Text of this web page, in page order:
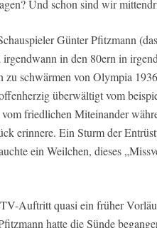
Und schon sind wir
Günter Pfitzmann
irgendwann in den 80ern in
zu schwärmen von Olympia
überwältigt vom
friedlichen Miteinander
erinnere. Ein Sturm der
ein Weilchen, dieses
Auftritt quasi ein früher
hatte die Sünde